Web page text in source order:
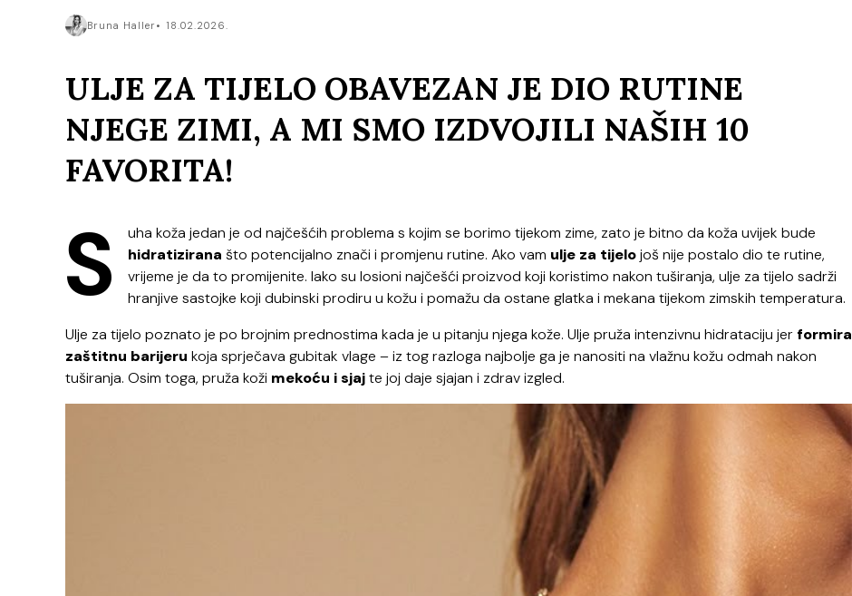
Bruna Haller 18.02.2026.
ULJE ZA TIJELO OBAVEZAN JE DIO RUTINE
NJEGE ZIMI, A MI SMO IZDVOJILI NAŠIH 10
FAVORITA!
S
uha koža jedan je od najčešćih problema s kojim se borimo tijekom zime, zato je bitno da koža uvijek bude
hidratizirana što potencijalno znači i promjenu rutine. Ako vam ulje za tijelojoš nije postalo dio te rutine,
vrijeme je da to promijenite. Iako su losioni najčešći proizvod koji koristimo nakon tuširanja, ulje za tijelo sadrži
hranjive sastojke koji dubinski prodiru u kožu i pomažu da ostane glatka i mekana tijekom zimskih temperatura.
Ulje za tijelo poznato je po brojnim prednostima kada je u pitanju njega kože. Ulje pruža intenzivnu hidrataciju jer formira
zaštitnu barijeru koja sprječava gubitak vlage – iz tog razloga najbolje ga je nanositi na vlažnu kožu odmah nakon
tuširanja. Osim toga, pruža koži mekoću i sjajte joj daje sjajan i zdrav izgled.